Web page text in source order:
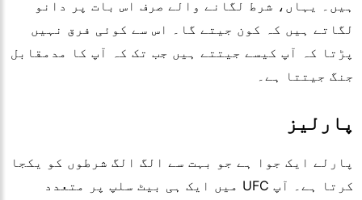
ہیں۔ یہاں، شرط لگانے والے صرف اس بات پر دانو
لگاتے ہیں کہ کون جیتے گا۔ اس سے کوئی فرق نہیں
پڑتا کہ آپ کیسے جیتتے ہیں جب تک کہ آپ کا مدمقابل
جنگ جیتتا ہے۔
پارلیز
پارلے ایک جوا ہے جو بہت سے الگ الگ شرطوں کو یکجا
کرتا ہے۔ آپ UFC میں ایک ہی بیٹ سلپ پر متعدد